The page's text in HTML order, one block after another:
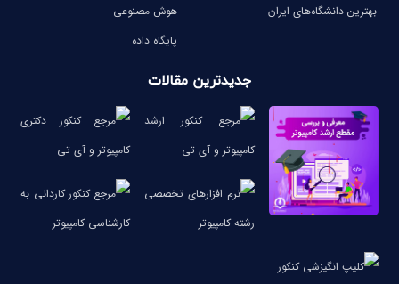
بهترین دانشگاه‌های ایران
هوش مصنوعی
پایگاه داده
جدیدترین مقالات